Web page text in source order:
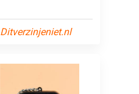
Ditverzinjeniet.nl